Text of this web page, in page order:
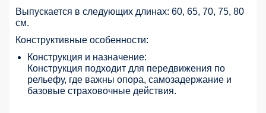
Выпускается в следующих длинах: 60, 65, 70, 75, 80
см.
Конструктивные особенности:
Конструкция и назначение:
Конструкция подходит для передвижения по
рельефу, где важны опора, самозадержание и
базовые страховочные действия.